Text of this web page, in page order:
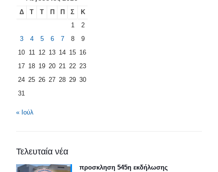
Δ Τ Τ Π Π Σ
Κ
1
2
3
4 5 6 7 8
9
10 11 12 13 14 15 16
17 18 19 20 21 22 23
24 25 26 27 28 29 30
31
« Ιούλ
Τελευταία νέα
προσκληση 545η εκδήλωσης